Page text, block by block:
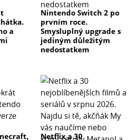
a
Nintendo Switch 2 po
prvním roce.
Smysluplný upgrade s
jediným důležitým
nedostatkem
Netflix a 30